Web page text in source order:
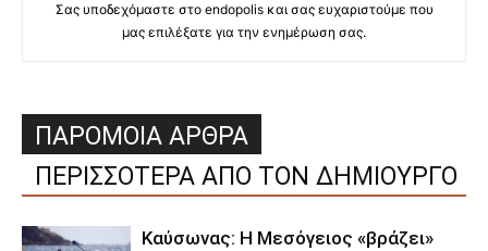
Σας υποδεχόμαστε στο endopolis και σας ευχαριστούμε που
μας επιλέξατε για την ενημέρωση σας.
ΠΑΡΟΜΟΙΑ ΑΡΘΡΑ
ΠΕΡΙΣΣΟΤΕΡΑ ΑΠΟ ΤΟΝ ΔΗΜΙΟΥΡΓΟ
Καύσωνας: Η Μεσόγειος «βράζει»